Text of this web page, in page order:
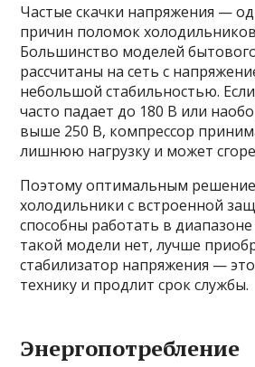
Частые скачки напряжения —
причин поломок
Большинство моделей
рассчитаны на сеть с
небольшой стабильностью.
часто падает до 180 В или
выше 250 В, компрессор
лишнюю нагрузку и может
Поэтому оптимальным
холодильники с встроенной
способны работать в диапазоне
такой модели нет, лучше
стабилизатор напряжения —
технику и продлит срок службы.
Энергопотребление